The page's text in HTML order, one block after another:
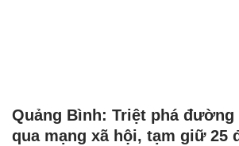
Quảng Bình: Triệt phá đường
qua mạng xã hội, tạm giữ 25